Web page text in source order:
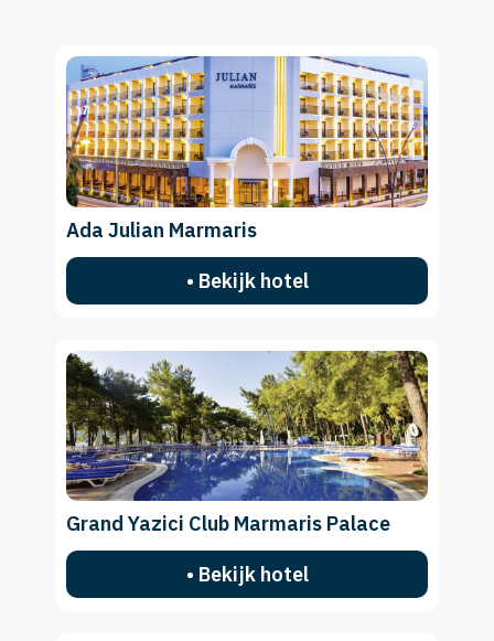
Ada Julian Marmaris
• Bekijk hotel
Grand Yazici Club Marmaris Palace
• Bekijk hotel